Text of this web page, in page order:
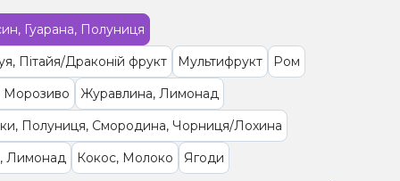
Гуарана, Полуниця
Пітайя/Драконій фрукт
Мультифрукт
Ром
Морозиво
Журавлина, Лимонад
Полуниця, Смородина, Чорниця/Лохина
Лимонад
Кокос, Молоко
Ягоди